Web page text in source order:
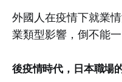
外國人在疫情下就業
業類型影響，倒不能
後疫情時代，日本職場